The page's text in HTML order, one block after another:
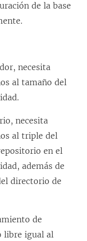
de la base
necesita
al tamaño del
necesita
al triple del
en el
además de
directorio de
de
libre igual al